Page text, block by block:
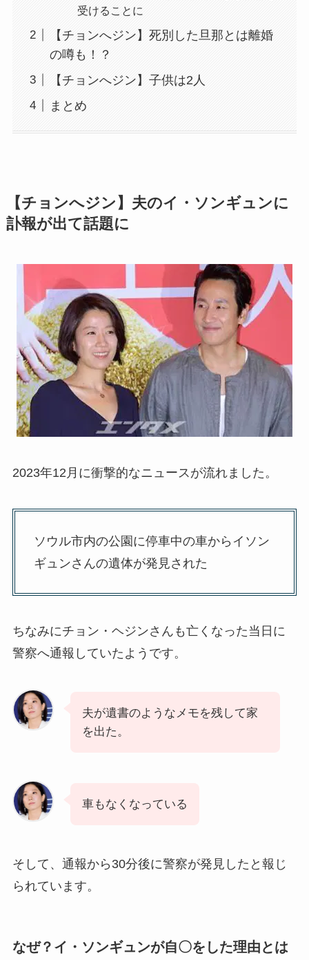
受けることに
【チョンへジン】死別した旦那とは離婚
の噂も！？
【チョンへジン】子供は2人
まとめ
【チョンへジン】夫のイ・ソンギュンに
訃報が出て話題に
2023年12月に衝撃的なニュースが流れました。
ソウル市内の公園に停車中の車からイソン
ギュンさんの遺体が発見された
ちなみにチョン・ヘジンさんも亡くなった当日に
警察へ通報していたようです。
夫が遺書のようなメモを残して家
を出た。
車もなくなっている
そして、通報から30分後に警察が発見したと報じ
られています。
なぜ？イ・ソンギュンが自〇をした理由とは